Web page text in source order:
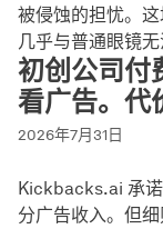
被侵蚀的担忧。
几乎与普通眼镜
初创公司付
看广告。代
2026年7月31日
Kickbacks.ai 承
分广告收入。但